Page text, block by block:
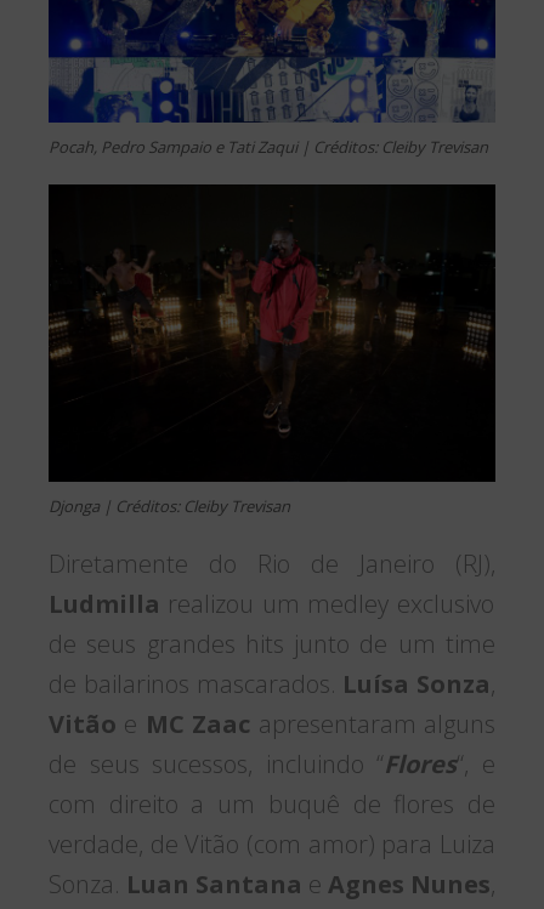
Pocah, Pedro Sampaio e Tati Zaqui | Créditos: Cleiby Trevisan
Djonga | Créditos: Cleiby Trevisan
Diretamente do Rio de Janeiro (RJ),
Ludmilla realizou um medley exclusivo
de seus grandes hits junto de um time
de bailarinos mascarados. Luísa Sonza,
Vitão e MC Zaac apresentaram alguns
de seus sucessos, incluindo “Flores“, e
com direito a um buquê de flores de
verdade, de Vitão (com amor) para Luiza
Sonza. Luan Santana e Agnes Nunes,